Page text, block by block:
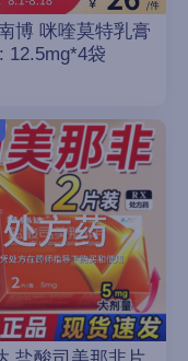
博 咪喹莫特乳膏
12.5mg*4袋